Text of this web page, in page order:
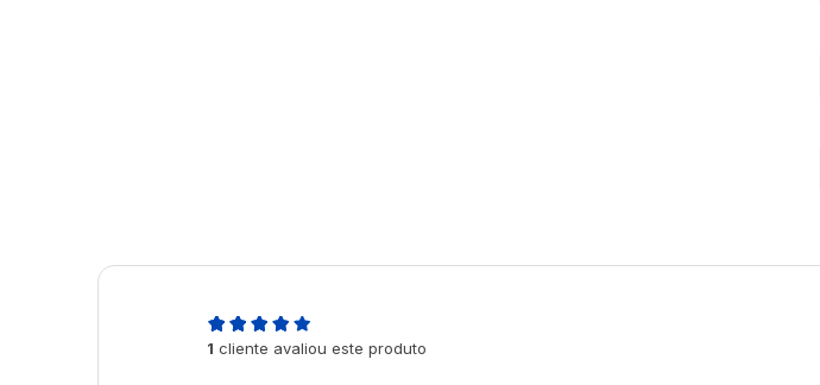
1 cliente avaliou este produto